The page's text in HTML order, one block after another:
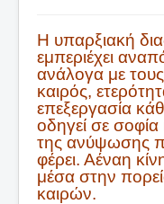
Η υπαρξιακή
εμπεριέχει
ανάλογα με
καιρός,
επεξεργασία
οδηγεί σε
της ανύψωσης
φέρει. Αέναη
μέσα στην
καιρών.